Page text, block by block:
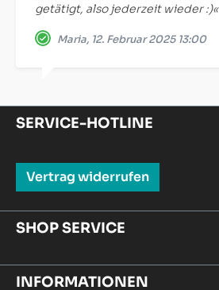
getätigt, also jederzeit wieder :)«
Maria, 12. Februar 2025 13:00
SERVICE-HOTLINE
Vertrag widerrufen
SHOP SERVICE
INFORMATIONEN